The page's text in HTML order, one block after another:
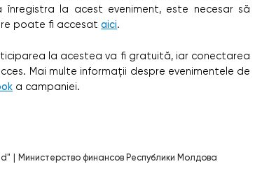
înregistra la acest eveniment, este necesar să
poate fi accesataici.
la acestea va fi gratuită, iar conectarea
Mai multe informații despre evenimentele de
a campaniei.
Министерство финансов Республики Молдова